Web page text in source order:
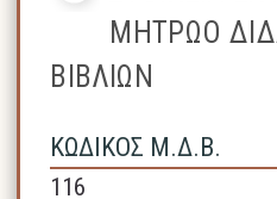
ΜΗΤΡΩΟ
ΒΙΒΛΙΩΝ
ΚΩΔΙΚΟΣ Μ.Δ.Β.
116